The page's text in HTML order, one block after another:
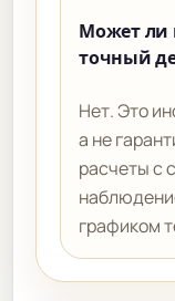
Может ли
точный
Нет. Это
а не
расчеты с
графиком